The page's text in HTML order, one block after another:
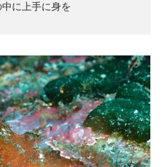
に上手に身を